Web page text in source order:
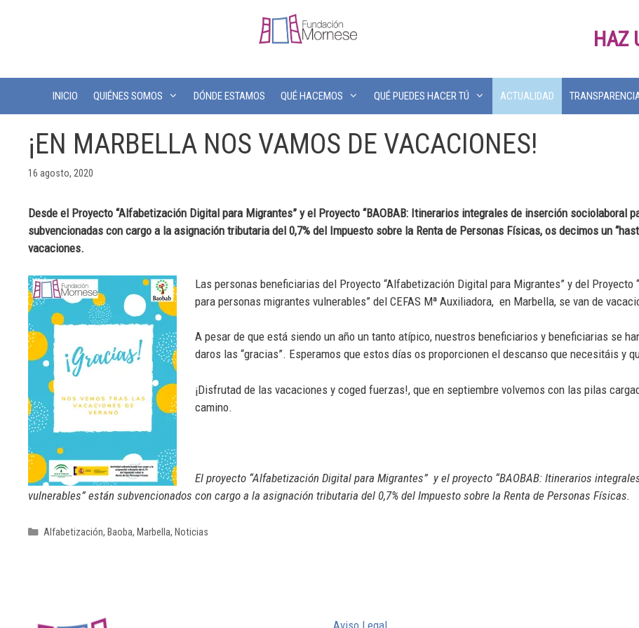
HAZ
INICIO QUIÉNES SOMOS DÓNDE ESTAMOS QUÉ HACEMOS QUÉ PUEDES HACER TÚ ACTUALIDAD
¡EN MARBELLA NOS VAMOS DE VACACIONES!
16 agosto, 2020
Desde el Proyecto “Alfabetización Digital para Migrantes” y el Proyecto “BAOBAB: Itinerarios integrales de inserción sociolaboral
subvencionadas con cargo a la asignación tributaria del 0,7% del Impuesto sobre la Renta de Personas Físicas, os decimos un
vacaciones.
Las personas beneficiarias del Proyecto “Alfabetización Digital para Migrantes” y del
para personas migrantes vulnerables” del CEFAS Mª Auxiliadora, en Marbella, se van de
A pesar de que está siendo un año un tanto atípico, nuestros beneficiarios y beneficiarias se
daros las “gracias”. Esperamos que estos días os proporcionen el descanso que necesitáis y
¡Disfrutad de las vacaciones y coged fuerzas!, que en septiembre volvemos con las pilas
camino.
El proyecto “Alfabetización Digital para Migrantes” y el proyecto “BAOBAB: Itinerarios
vulnerables” están subvencionados con cargo a la asignación tributaria del 0,7% del Impuesto sobre la Renta de Personas Físicas.
Alfabetización, Baoba, Marbella, Noticias
Aviso Legal